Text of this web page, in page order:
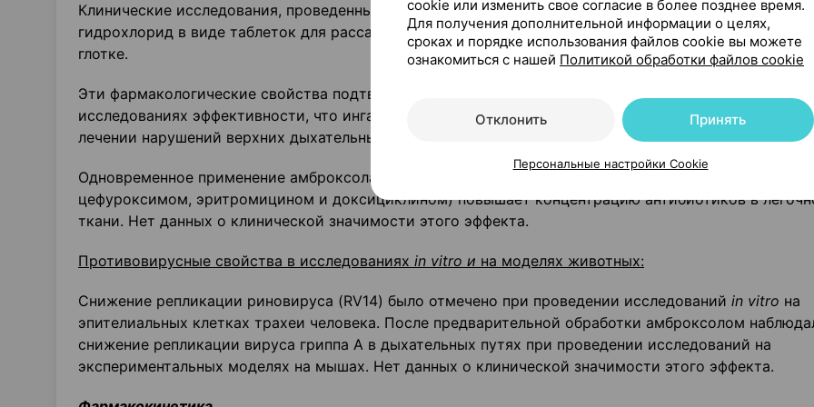
Клинические исследования, проведенные у пациентов с болью в горле, показали, что амброксола
гидрохлорид в виде таблеток для рассасывания 20 мг значительно уменьшает боль и покраснение в
глотке.
Эти фармакологические свойства подтверждают дополнительное наблюдение, полученное в
исследованиях эффективности, что ингаляция амброксола обеспечивает быстрое облегчение боли
лечении нарушений верхних дыхательных путей.
Одновременное применение амброксола гидрохлорида с антибиотиками (амоксициллином,
цефуроксимом, эритромицином и доксициклином) повышает концентрацию антибиотиков в
ткани. Нет данных о клинической значимости этого эффекта.
Противовирусные свойства в исследованиях in vitro и на моделях животных:
Снижение репликации риновируса (RV14) было отмечено при проведении исследований in vitro на
эпителиальных клетках трахеи человека. После предварительной обработки амброксолом
снижение репликации вируса гриппа А в дыхательных путях при проведении исследований на
экспериментальных моделях на мышах. Нет данных о клинической значимости этого эффекта.
cookie или изменить свое согласие в более позднее время.
Для получения дополнительной информации о целях,
сроках и порядке использования файлов cookie вы можете
ознакомиться с нашей Политикой обработки файлов cookie
Отклонить Принять
Персональные настройки Cookie